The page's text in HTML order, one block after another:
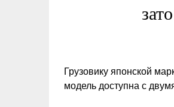
Грузовику японской
модель доступна с